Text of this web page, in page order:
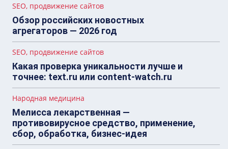
SEO, продвижение сайтов
Обзор российских новостных
агрегаторов — 2026 год
SEO, продвижение сайтов
Какая проверка уникальности лучше и
точнее: text.ru или content-watch.ru
Народная медицина
Мелисса лекарственная —
противовирусное средство, применение,
сбор, обработка, бизнес-идея